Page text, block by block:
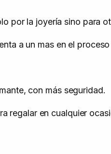
por la joyería sino para
a un mas en el
con más seguridad.
regalar en cualquier